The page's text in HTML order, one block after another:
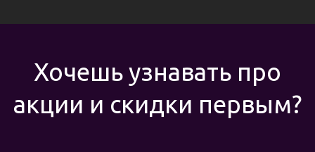
Хочешь узнавать про
акции и скидки первым?